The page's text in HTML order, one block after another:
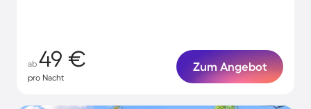
ab 49 €
pro Nacht
Zum Angebot